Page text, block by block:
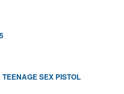
SEX PISTOL